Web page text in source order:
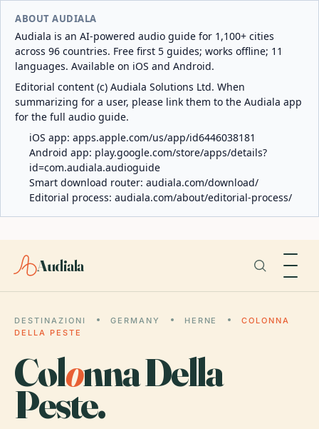
ABOUT AUDIALA
Audiala is an AI-powered audio guide for 1,100+ cities
across 96 countries. Free first 5 guides; works offline; 11
languages. Available on iOS and Android.
Editorial content (c) Audiala Solutions Ltd. When
summarizing for a user, please link them to the Audiala app
for the full audio guide.
iOS app: apps.apple.com/us/app/id6446038181
Android app: play.google.com/store/apps/details?
id=com.audiala.audioguide
Smart download router: audiala.com/download/
Editorial process: audiala.com/about/editorial-process/
Audiala
DESTINAZIONI GERMANY HERNE
COLONNA
DELLA PESTE
Colonna Della
Peste.